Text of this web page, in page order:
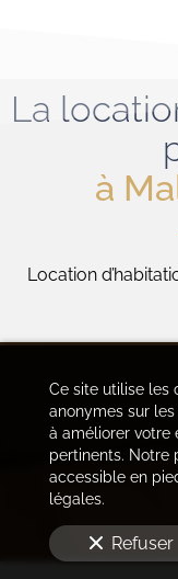
La
à
Location
Ce site utilise les
anonymes sur
à améliorer votre
pertinents. Notre
accessible en
légales.
Refuser